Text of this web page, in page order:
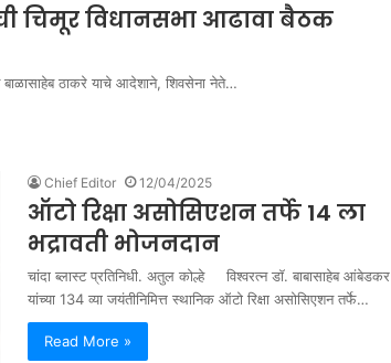
चिमूर विधानसभा आढावा बैठक
ठाकरे याचे आदेशाने, शिवसेना नेते…
Chief Editor 12/04/2025
ऑटो रिक्षा असोसिएशन तर्फे 14 ला
भद्रावती भोजनदान
चांदा ब्लास्ट प्रतिनिधी. अतुल कोल्हे विश्वरत्न डॉ. बाबासाहेब आंबेडकर
यांच्या 134 व्या जयंतीनिमित्त स्थानिक ऑटो रिक्षा असोसिएशन तर्फे…
Read More »